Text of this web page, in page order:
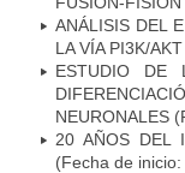
ANÁLISIS DEL
LA VÍA PI3K/
ESTUDIO DE
NEURONALES
20 AÑOS DEL
(Fecha de